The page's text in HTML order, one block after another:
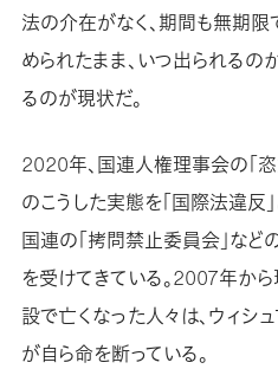
法の介在がなく、期間も無期限
められたまま、いつ出られる
るのが現状だ。
2020年、国連人権理事会の「
のこうした実態を「国際法違反
国連の「拷問禁止委員会」など
を受けてきている。2007年か
設で亡くなった人々は、ウィシ
が自ら命を断っている。